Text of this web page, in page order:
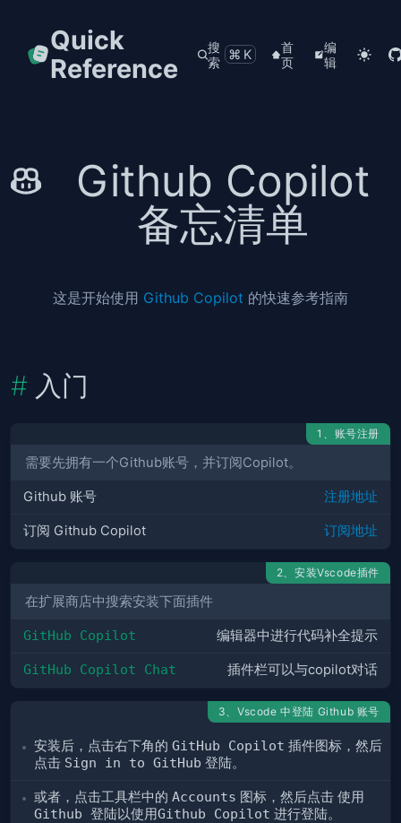
Quick
Reference
搜
索
⌘K
首
页
编
辑
Github Copilot
备忘清单
这是开始使用 Github Copilot 的快速参考指南
入门
1、账号注册
需要先拥有一个Github账号，并订阅Copilot。
Github 账号 注册地址
订阅 Github Copilot 订阅地址
2、安装Vscode插件
在扩展商店中搜索安装下面插件
GitHub Copilot 编辑器中进行代码补全提示
GitHub Copilot Chat 插件栏可以与copilot对话
3、Vscode 中登陆 Github 账号
安装后，点击右下角的 GitHub Copilot 插件图标，然后
点击 Sign in to GitHub 登陆。
或者，点击工具栏中的 Accounts 图标，然后点击 使用
Github 登陆以使用Github Copilot 进行登陆。